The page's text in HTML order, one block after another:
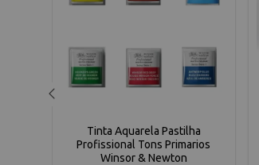
Tinta Aquarela Pastilha
Profissional Tons Primarios
Winsor & Newton